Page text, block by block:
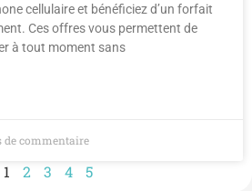
cellulaire et bénéficiez d’un forfait
Ces offres vous permettent de
à tout moment sans
de commentaire
1 2 3 4 5